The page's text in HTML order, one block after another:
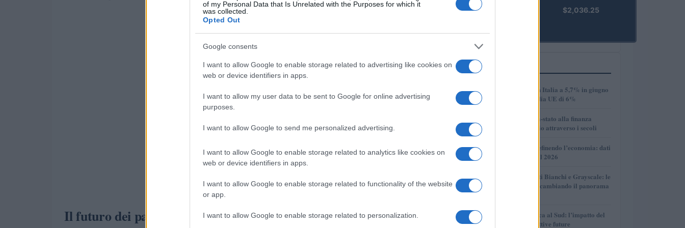
of my Personal Data that Is Unrelated with the Purposes for which it
was collected.
Opted Out
Google consents
I want to allow Google to enable storage related to advertising like cookies on
web or device identifiers in apps.
I want to allow my user data to be sent to Google for online advertising
purposes.
I want to allow Google to send me personalized advertising.
I want to allow Google to enable storage related to analytics like cookies on
web or device identifiers in apps.
I want to allow Google to enable storage related to functionality of the website
or app.
I want to allow Google to enable storage related to personalization.
Il futuro dei pagamenti digitali in Europa
PRIME)
$2,036.25
PIÙ LETTI
1
Disoccupazione in Italia a 5,7% in giugno
2026, sotto la media UE di 6%
2
Dalle antiche città-stato alla finanza
globale: un viaggio attraverso i secoli
3
Come l’IA sta ridefinendo l’economia: dati
e prospettive per il 2026
4
Volotea, Certificati Bianchi e Grayscale: le
novità che stanno cambiando il panorama
5
Crescita economica al Sud: l’impatto del
PNRR e le prospettive future